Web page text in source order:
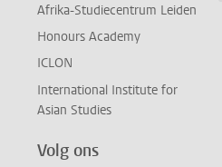
Afrika-Studiecentrum Leiden
Honours Academy
ICLON
International Institute for
Asian Studies
Volg ons